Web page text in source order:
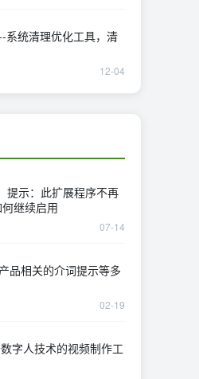
统清理优化工具，清
12-04
提示：此扩展程序不再
继续启用
07-14
品相关的介词提示等多
02-19
字人技术的视频制作工